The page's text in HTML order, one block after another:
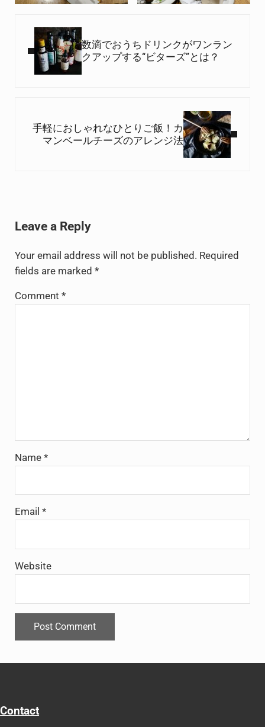
数滴でおうちドリンクがワンラン
クアップする“ビターズ”とは？
手軽におしゃれなひとりご飯！カ
マンベールチーズのアレンジ法
Leave a Reply
Your email address will not be published. Required
fields are marked *
Comment *
Name *
Email *
Website
Contact